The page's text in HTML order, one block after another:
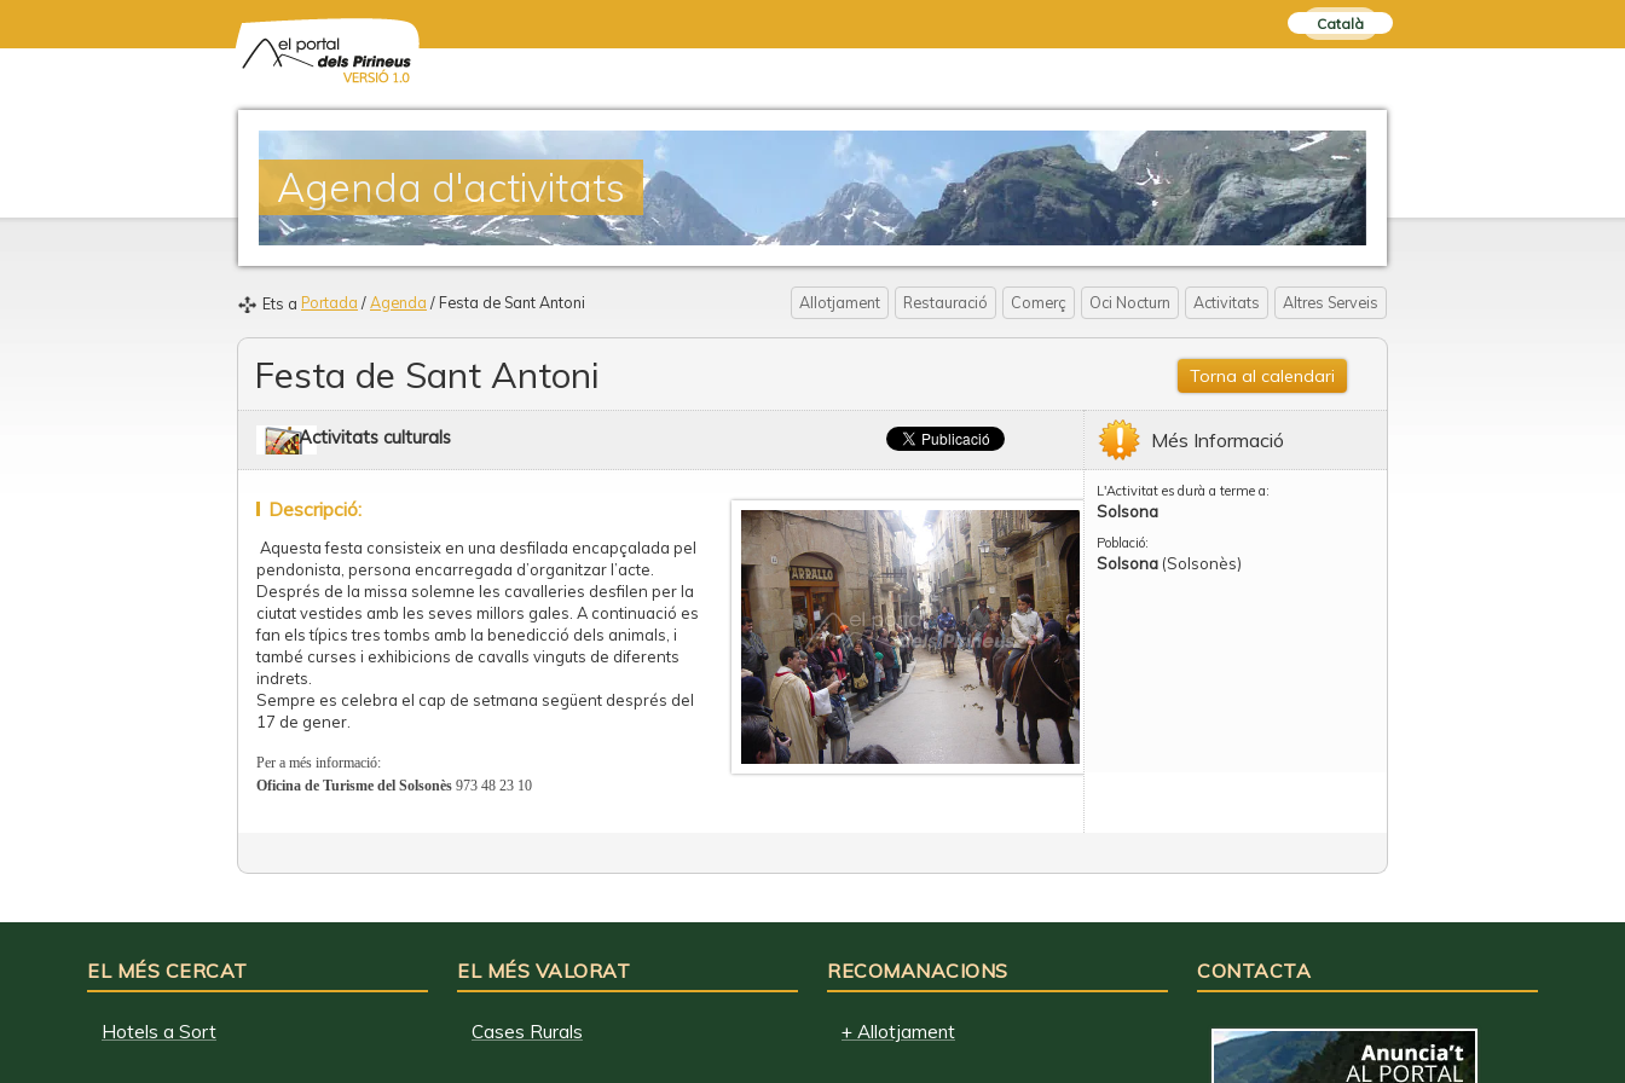
Català
Agenda d'activitats
Ets a Portada / Agenda / Festa de Sant Antoni Allotjament Restauració Comerç Oci Nocturn Activitats Altres Serveis
Festa de Sant Antoni Torna al calendari
Activitats culturals
Descripció:
Aquesta festa consisteix en una desfilada encapçalada pel
pendonista, persona encarregada d’organitzar l’acte.
Després de la missa solemne les cavalleries desfilen per la
ciutat vestides amb les seves millors gales. A continuació es
fan els típics tres tombs amb la benedicció dels animals, i
també curses i exhibicions de cavalls vinguts de diferents
indrets.
Sempre es celebra el cap de setmana següent després del
17 de gener.
Per a més informació:
Oficina de Turisme del Solsonès 973 48 23 10
Més Informació
L'Activitat es durà a terme a:
Solsona
Població:
Solsona (Solsonès)
EL MÉS CERCAT
Hotels a Sort
EL MÉS VALORAT
Cases Rurals
RECOMANACIONS
+ Allotjament
CONTACTA